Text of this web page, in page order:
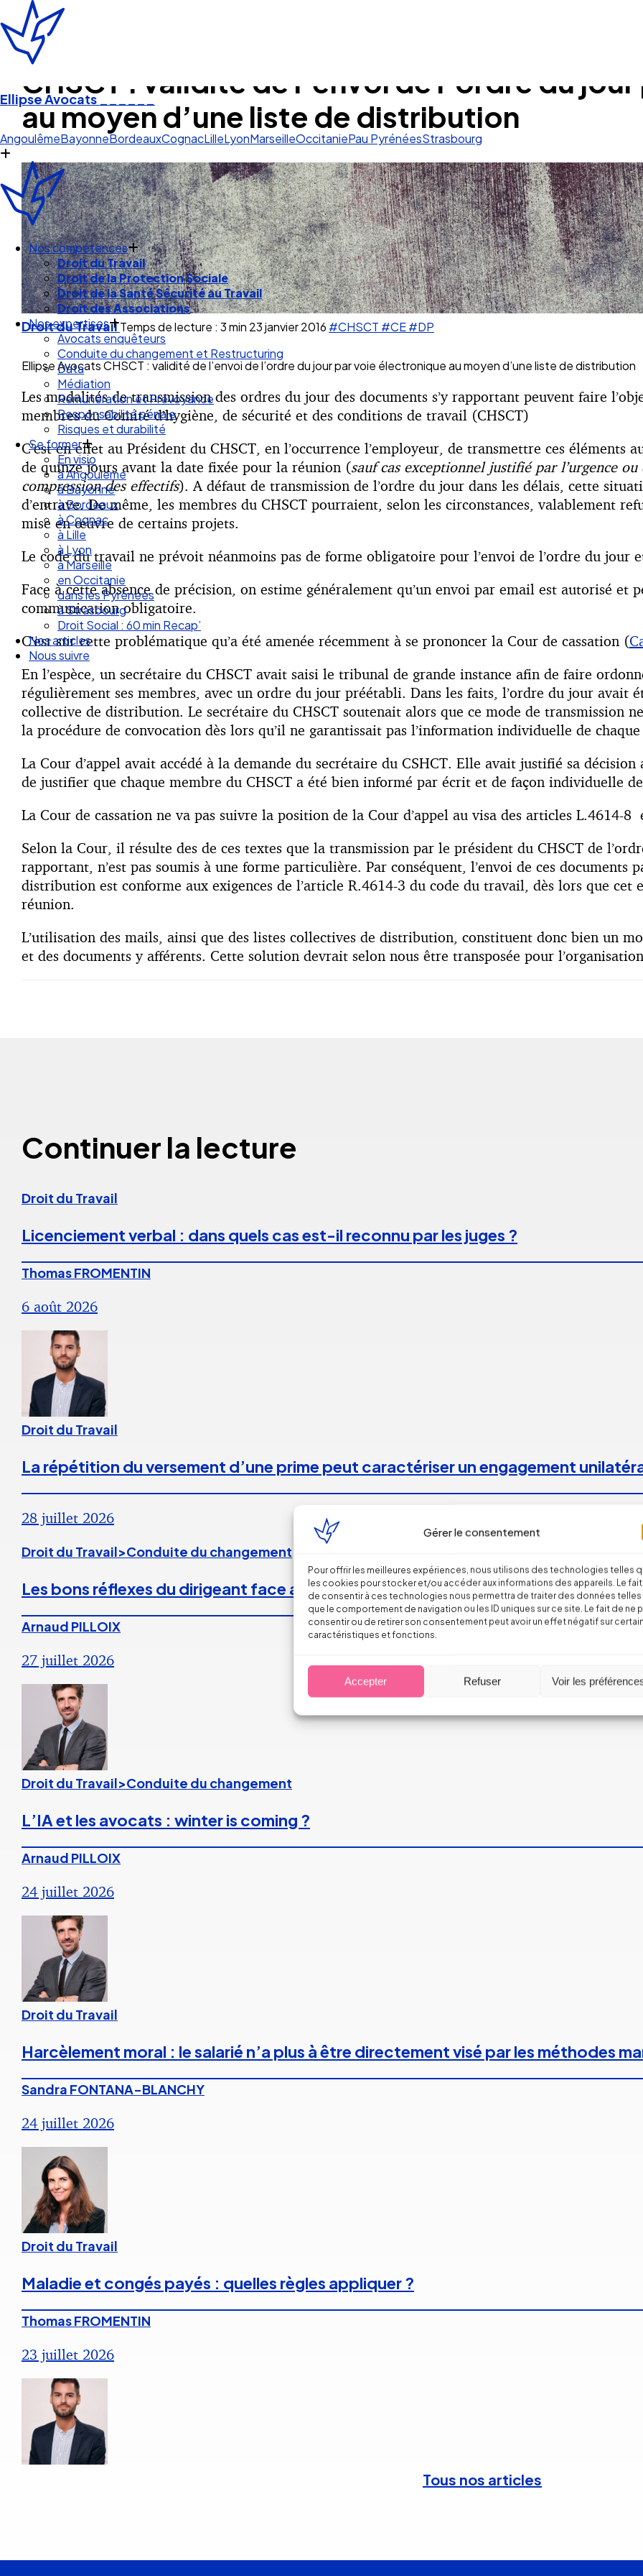
Gérer le consentement
Pour offrir les meilleures expériences, nous utilisons des technologies telles
les cookies pour stocker et/ou accéder aux informations des appareils. Le fait
de consentir à ces technologies nous permettra de traiter des données telles
que le comportement de navigation ou les ID uniques sur ce site. Le fait de ne
consentir ou de retirer son consentement peut avoir un effet négatif sur
caractéristiques et fonctions.
Accepter Refuser Voir les
Ellipse Avocats ______
Lille
Angoulême
Nos compétences
Droit du Travail
Droit de la Protection Sociale
Droit de la Santé Sécurité au Travail
Droit des Associations
Nos expertises
Avocats enquêteurs
Conduite du changement et Restructuring
Data
Médiation
Rémunération et Prévoyance
Responsabilité pénale
Risques et durabilité
Se former
En visio
à Angouleme
à Bayonne
à Bordeaux
à Cognac
à Lille
à Lyon
à Marseille
en Occitanie
dans les Pyrénées
à Strasbourg
Droit Social : 60 min Recap’
Nos articles
Nous suivre
CHSCT : validité de l’envoi de l’ordre du
au moyen d’une liste de distribution
Droit du TravailTemps de lecture : 3 min 23 janvier 2016 #CHSCT #CE#DP
Ellipse Avocats CHSCT : validité de l’envoi de l’ordre du jour par voie électronique au moyen d’une liste de distribution
Les modalités de transmission des ordres du jour des documents s’y rapportant peuvent faire
membres du Comité d’hygiène, de sécurité et des conditions de travail (CHSCT)
C’est en effet au Président du CHSCT, en l’occurrence l’employeur, de transmettre ces
de quinze jours avant la date fixée pour la réunion (sauf cas exceptionnel justifié par l’urgence
compression des effectifs). A défaut de transmission de l’ordre du jour dans les délais, cette
d’entrave. De même, les membres du CHSCT pourraient, selon les circonstances, valablement
mise en œuvre de certains projets.
Le code du travail ne prévoit néanmoins pas de forme obligatoire pour l’envoi de l’ordre du jour
Face à cette absence de précision, on estime généralement qu’un envoi par email est autorisé et
communication obligatoire.
C’est sur cette problématique qu’a été amenée récemment à se prononcer la Cour de cassation (
En l’espèce, un secrétaire du CHSCT avait saisi le tribunal de grande instance afin de faire
régulièrement ses membres, avec un ordre du jour préétabli. Dans les faits, l’ordre du jour avait
collective de distribution. Le secrétaire du CHSCT soutenait alors que ce mode de transmission
la procédure de convocation dès lors qu’il ne garantissait pas l’information individuelle de
La Cour d’appel avait accédé à la demande du secrétaire du CSHCT. Elle avait justifié sa
de justifier que chaque membre du CHSCT a été bien informé par écrit et de façon individuelle
La Cour de cassation ne va pas suivre la position de la Cour d’appel au visa des articles L.4614-
Selon la Cour, il résulte des de ces textes que la transmission par le président du CHSCT de
rapportant, n’est pas soumis à une forme particulière. Par conséquent, l’envoi de ces documents
distribution est conforme aux exigences de l’article R.4614-3 du code du travail, dès lors que cet
réunion.
L’utilisation des mails, ainsi que des listes collectives de distribution, constituent donc bien un
et des documents y afférents. Cette solution devrait selon nous être transposée pour
Continuer la lecture
Droit du Travail
Licenciement verbal : dans quels cas est-il reconnu par les juges ?
Thomas FROMENTIN
6 août 2026
Droit du Travail
La répétition du versement d’une prime peut caractériser un engagement
28 juillet 2026
Droit du Travail>Conduite du changement
Les bons réflexes du dirigeant face aux incendies
Arnaud PILLOIX
27 juillet 2026
Droit du Travail>Conduite du changement
L’IA et les avocats : winter is coming ?
Arnaud PILLOIX
24 juillet 2026
Droit du Travail
Harcèlement moral : le salarié n’a plus à être directement visé par les méthodes
Sandra FONTANA-BLANCHY
24 juillet 2026
Droit du Travail
Maladie et congés payés : quelles règles appliquer ?
Thomas FROMENTIN
23 juillet 2026
Tous nos articles